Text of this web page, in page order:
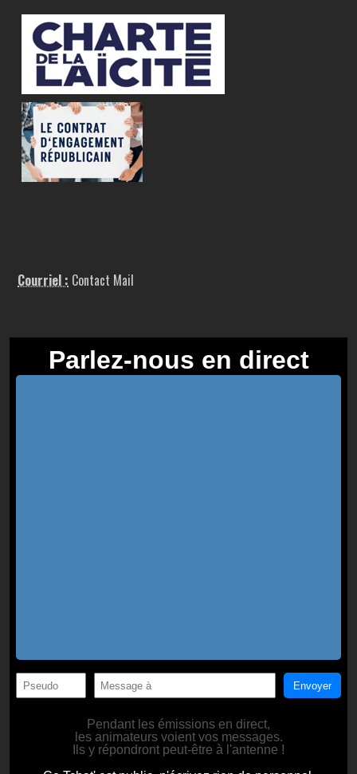
Courriel : Contact Mail